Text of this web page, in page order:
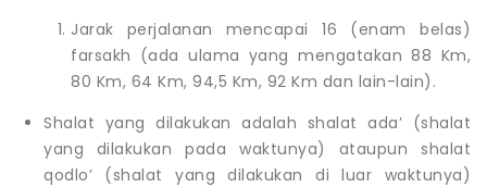
Jarak perjalanan mencapai 16 (enam belas)
farsakh (ada ulama yang mengatakan 88 Km,
80 Km, 64 Km, 94,5 Km, 92 Km dan lain-lain).
Shalat yang dilakukan adalah shalat ada’ (shalat
yang dilakukan pada waktunya) ataupun shalat
qodlo’ (shalat yang dilakukan di luar waktunya)